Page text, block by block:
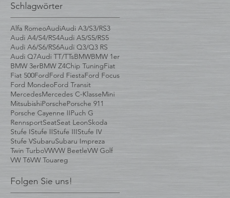
Schlagwörter
Alfa RomeoAudiAudi A3/S3/RS3
Audi A4/S4/RS4Audi A5/S5/RS5
Audi A6/S6/RS6Audi Q3/Q3 RS
Audi Q7Audi TT/TTsBMWBMW 1er
BMW 3erBMW Z4Chip TuningFiat
Fiat 500FordFord FiestaFord Focus
Ford MondeoFord Transit
MercedesMercedes C-KlasseMini
MitsubishiPorschePorsche 911
Porsche Cayenne IIPuch G
RennsportSeatSeat LeonSkoda
Stufe IStufe IIStufe IIIStufe IV
Stufe VSubaruSubaru Impreza
Twin TurboVWVW BeetleVW Golf
VW T6VW Touareg
Folgen Sie uns!